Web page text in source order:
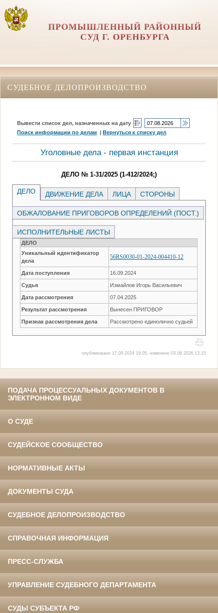
ПРОМЫШЛЕННЫЙ РАЙОННЫЙ
СУД Г. ОРЕНБУРГА
СУДЕБНОЕ ДЕЛОПРОИЗВОДСТВО
Вывести список дел, назначенных на дату
Поиск информации по делам |Вернуться к списку дел
Уголовные дела - первая инстанция
ДЕЛО № 1-31/2025 (1-412/2024;)
ДЕЛО ДВИЖЕНИЕ ДЕЛА ЛИЦА СТОРОНЫ
ОБЖАЛОВАНИЕ ПРИГОВОРОВ ОПРЕДЕЛЕНИЙ (ПОСТ.)
ИСПОЛНИТЕЛЬНЫЕ ЛИСТЫ
ДЕЛО
Уникальный идентификатор
дела
56RS0030-01-2024-004410-12
Дата поступления 16.09.2024
Судья Измайлов Игорь Васильевич
Дата рассмотрения 07.04.2025
Результат рассмотрения Вынесен ПРИГОВОР
Признак рассмотрения дела Рассмотрено единолично судьей
опубликовано 17.09.2024 19:05, изменено 03.06.2026 13:15
ПОДАЧА ПРОЦЕССУАЛЬНЫХ ДОКУМЕНТОВ В
ЭЛЕКТРОННОМ ВИДЕ
О СУДЕ
СУДЕЙСКОЕ СООБЩЕСТВО
НОРМАТИВНЫЕ АКТЫ
ДОКУМЕНТЫ СУДА
СУДЕБНОЕ ДЕЛОПРОИЗВОДСТВО
СПРАВОЧНАЯ ИНФОРМАЦИЯ
ПРЕСС-СЛУЖБА
УПРАВЛЕНИЕ СУДЕБНОГО ДЕПАРТАМЕНТА
СУДЫ СУБЪЕКТА РФ